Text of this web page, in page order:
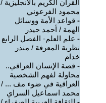
القرآن الكريم بالانجليزية /
محمود الفرعوني
- قواعد الأمة ووسائل
الهمة / أحمد حيدر
- علم العلم- الفصل الرابع
نظرية المعرفة / منذر
خدام
- قصة الإنسان العراقي..
محاولة لفهم الشخصية
العراقية في ضوء مف ... /
محمد اسماعيل السراي